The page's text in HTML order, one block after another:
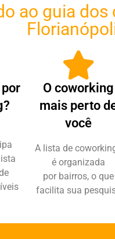
ao guia
O coworking
mais perto
você​
A lista de
é organizada
por bairros, o que
facilita sua